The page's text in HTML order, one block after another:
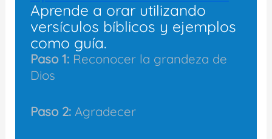
Aprende a orar utilizando
versículos bíblicos y ejemplos
como guía.
Paso 1:Reconocer la grandeza de
Dios
Paso 2:Agradecer